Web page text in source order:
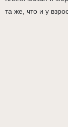
та же, что и у